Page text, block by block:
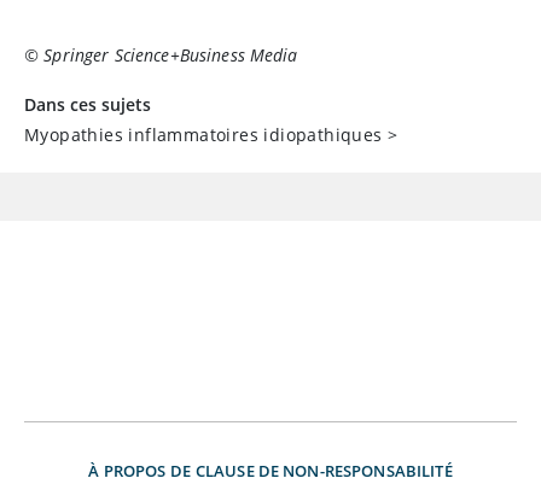
© Springer Science+Business Media
Dans ces sujets
Myopathies inflammatoires idiopathiques >
À PROPOS DE CLAUSE DE NON-RESPONSABILITÉ